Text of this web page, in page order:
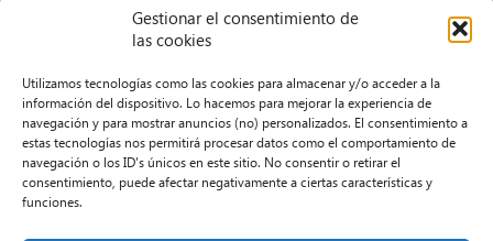
Gestionar el consentimiento de
las cookies
Utilizamos tecnologías como las cookies para almacenar y/o acceder a la
información del dispositivo. Lo hacemos para mejorar la experiencia de
navegación y para mostrar anuncios (no) personalizados. El consentimiento a
estas tecnologías nos permitirá procesar datos como el comportamiento de
navegación o los ID's únicos en este sitio. No consentir o retirar el
consentimiento, puede afectar negativamente a ciertas características y
funciones.
Aviso Legal
Términos y condiciones
Política de privacidad